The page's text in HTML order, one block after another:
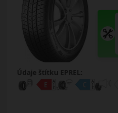
Údaje štítku EPREL: